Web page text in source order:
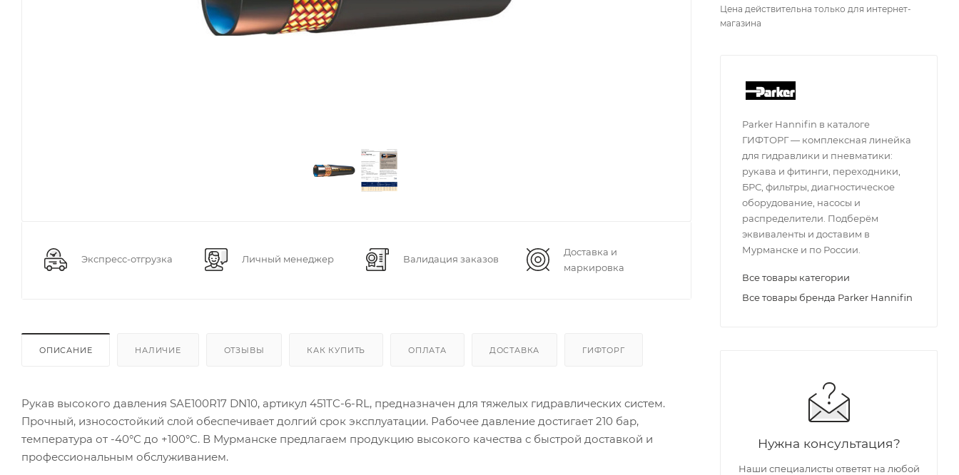
Экспресс-отгрузка Личный менеджер Валидация заказов
Доставка и
маркировка
ОПИСАНИЕ НАЛИЧИЕ ОТЗЫВЫ КАК КУПИТЬ ОПЛАТА ДОСТАВКА ГИФТОРГ
Рукав высокого давления SAE100R17 DN10, артикул 451TC-6-RL, предназначен для тяжелых гидравлических систем.
Прочный, износостойкий слой обеспечивает долгий срок эксплуатации. Рабочее давление достигает 210 бар,
температура от -40°C до +100°C. В Мурманске предлагаем продукцию высокого качества с быстрой доставкой и
профессиональным обслуживанием.
Цена действительна только для интернет-
магазина
Parker Hannifin в каталоге
ГИФТОРГ — комплексная линейка
для гидравлики и пневматики:
рукава и фитинги, переходники,
БРС, фильтры, диагностическое
оборудование, насосы и
распределители. Подберём
эквиваленты и доставим в
Мурманске и по России.
Все товары категории
Все товары бренда Parker Hannifin
Нужна консультация?
Наши специалисты ответят на любой